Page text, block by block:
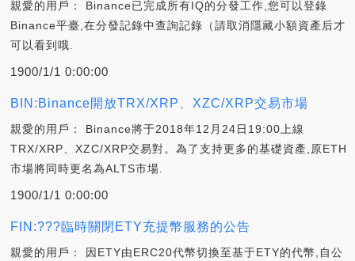
親愛的用戶： Binance已完成所有IQ的分發工作,您可以登錄
Binance平臺,在分發記錄中查詢記錄（請取消隱藏小額資產后才
可以看到哦.
1900/1/1 0:00:00
BIN:Binance開放TRX/XRP、XZC/XRP交易市場
親愛的用戶： Binance將于2018年12月24日19:00上線
TRX/XRP、XZC/XRP交易對。為了支持更多的基礎資產,原ETH
市場將同時更名為ALTS市場.
1900/1/1 0:00:00
FIN:???臨時關閉ETY充提幣服務的公告
親愛的用戶： 因ETY由ERC20代幣切換至基于ETY的代幣,自公